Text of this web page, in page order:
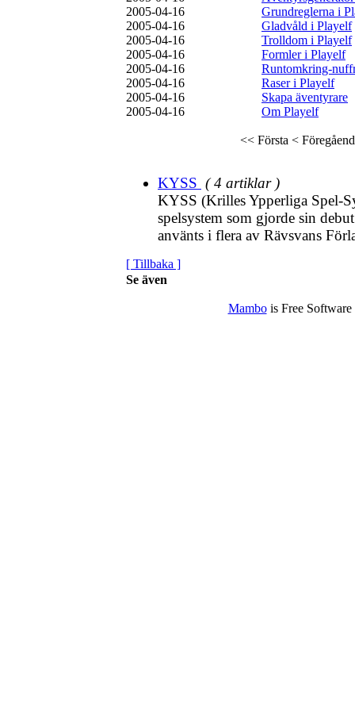
2005-04-16
Grundreglerna i
2005-04-16
Gladvåld i Playelf
2005-04-16
Trolldom i Playelf
2005-04-16
Formler i Playelf
2005-04-16
Runtomkring-
2005-04-16
Raser i Playelf
2005-04-16
Skapa äventyrare
2005-04-16
Om Playelf
<< Första <
KYSS ( 4 artiklar )
KYSS (Krilles Ypperliga Spel-
spelsystem som gjorde sin
använts i flera av Rävsvans
[ Tillbaka ]
Se även
Mambois Free Software